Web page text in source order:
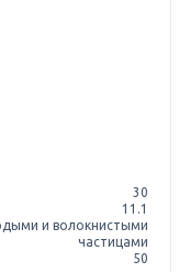
30
11.1
и волокнистыми
частицами
50